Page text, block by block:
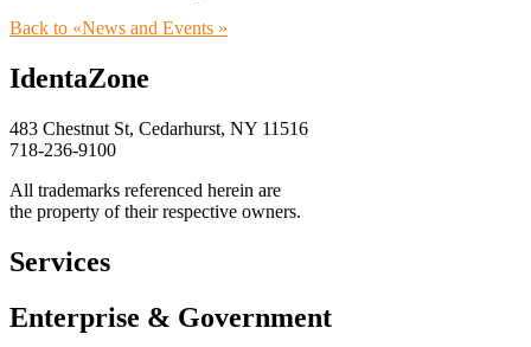
Back to «News and Events »
IdentaZone
483 Chestnut St, Cedarhurst, NY 11516
718-236-9100
All trademarks referenced herein are
the property of their respective owners.
Services
Enterprise & Government